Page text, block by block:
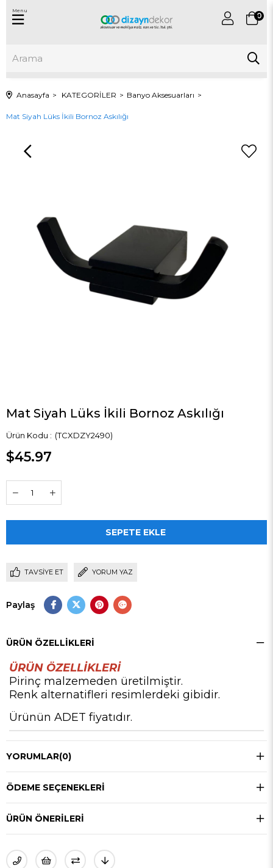
0
Menu
Anasayfa KATEGORİLER Banyo Aksesuarları
Mat Siyah Lüks İkili Bornoz Askılığı
Mat Siyah Lüks İkili Bornoz Askılığı
(TCXDZY2490)
$45.97
TAVSIYE ET YORUM YAZ
Paylaş
ÜRÜN ÖZELLIKLERI
ÜRÜN ÖZELLİKLERİ
Pirinç malzemeden üretilmiştir.
Renk alternatifleri resimlerdeki gibidir.
Ürünün ADET fiyatıdır.
YORUMLAR(0)
ÖDEME SEÇENEKLERI
ÜRÜN ÖNERILERI